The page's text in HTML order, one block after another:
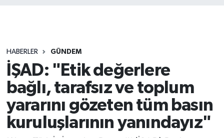
HABERLER GÜNDEM
İŞAD: "Etik değerlere
bağlı, tarafsız ve toplum
yararını gözeten tüm basın
kuruluşlarının yanındayız"